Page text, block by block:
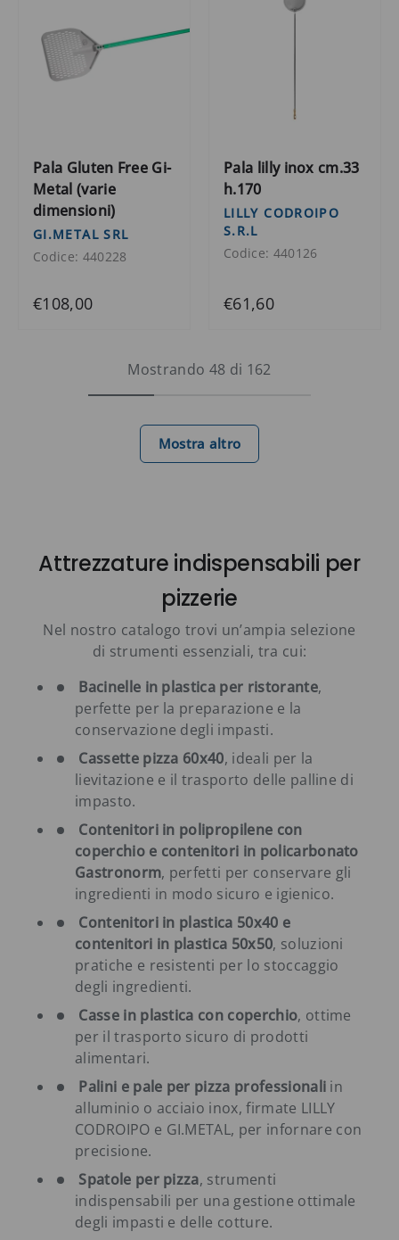
Pala Gluten Free Gi-
Metal (varie
dimensioni)
GI.METAL SRL
Codice: 440228
€108,00
Pala lilly inox cm.33
h.170
LILLY CODROIPO
S.R.L
Codice: 440126
€61,60
Mostrando 48 di 162
Mostra altro
Attrezzature indispensabili per
pizzerie
Nel nostro catalogo trovi un’ampia selezione
di strumenti essenziali, tra cui:
Bacinelle in plastica per ristorante,
perfette per la preparazione e la
conservazione degli impasti.
Cassette pizza 60x40, ideali per la
lievitazione e il trasporto delle palline di
impasto.
Contenitori in polipropilene con
coperchio e contenitori in policarbonato
Gastronorm, perfetti per conservare gli
ingredienti in modo sicuro e igienico.
Contenitori in plastica 50x40 e
contenitori in plastica 50x50, soluzioni
pratiche e resistenti per lo stoccaggio
degli ingredienti.
Casse in plastica con coperchio, ottime
per il trasporto sicuro di prodotti
alimentari.
Palini e pale per pizza professionali in
alluminio o acciaio inox, firmate LILLY
CODROIPO e GI.METAL, per infornare con
precisione.
Spatole per pizza, strumenti
indispensabili per una gestione ottimale
degli impasti e delle cotture.